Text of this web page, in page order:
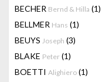
BECHER Bernd & Hilla (1)
BELLMER Hans (1)
BEUYS Joseph (3)
BLAKE Peter (1)
BOETTI Alighiero (1)